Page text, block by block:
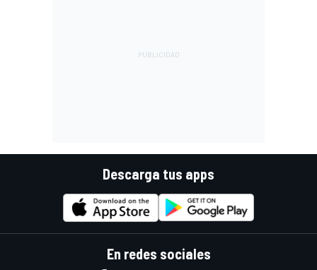
Descarga tus apps
En redes sociales